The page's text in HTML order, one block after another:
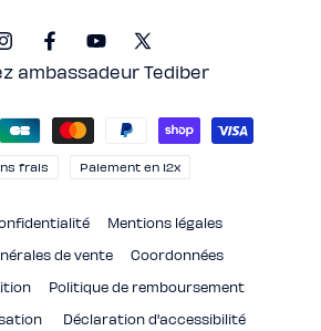
FacebookYouTube
X
(Twitter)
ambassadeur Tediber
frais Paiement en 12x
Mentions légales
de vente
Coordonnées
Politique de remboursement
Déclaration d'accessibilité